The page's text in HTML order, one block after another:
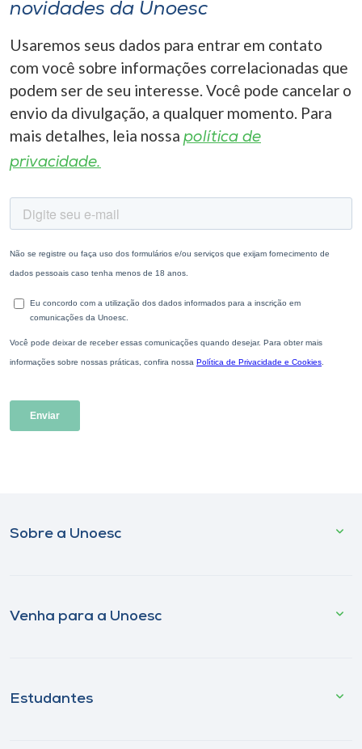
novidades da Unoesc
Usaremos seus dados para entrar em contato
com você sobre informações correlacionadas que
podem ser de seu interesse. Você pode cancelar o
envio da divulgação, a qualquer momento. Para
mais detalhes, leia nossa política de
privacidade.
Sobre a Unoesc
Venha para a Unoesc
Estudantes